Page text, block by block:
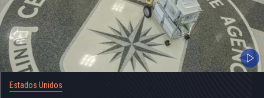
Estados Unidos